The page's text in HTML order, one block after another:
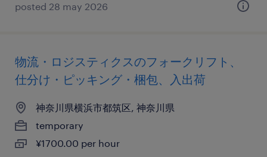
posted 28 may 2026
物流・ロジスティクスのフォークリフト、
仕分け・ピッキング・梱包、入出荷
神奈川県横浜市都筑区, 神奈川県
temporary
¥1700.00 per hour